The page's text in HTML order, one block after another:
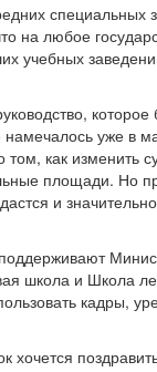
специальных
на любое
учебных
которое
уже в
том, как изменить
площади. Но
и
школа и Школа
кадры,
хочется